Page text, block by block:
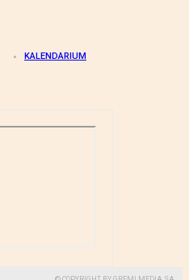
KALENDARIUM